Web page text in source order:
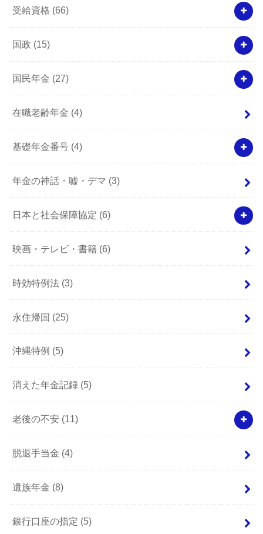
受給資格 (66)
国政 (15)
国民年金 (27)
在職老齢年金 (4)
基礎年金番号 (4)
年金の神話・嘘・デマ (3)
日本と社会保障協定 (6)
映画・テレビ・書籍 (6)
時効特例法 (3)
永住帰国 (25)
沖縄特例 (5)
消えた年金記録 (5)
老後の不安 (11)
脱退手当金 (4)
遺族年金 (8)
銀行口座の指定 (5)